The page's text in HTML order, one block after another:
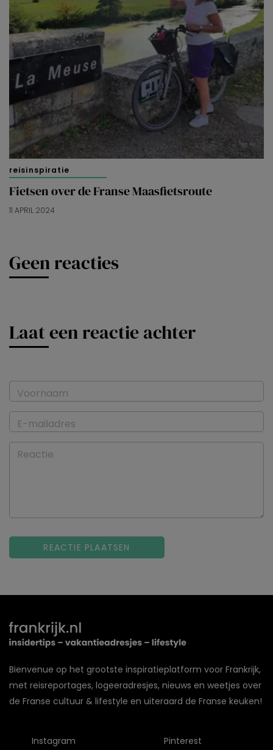
reisinspiratie
Fietsen over de Franse Maasfietsroute
11 APRIL 2024
Geen reacties
Laat een reactie achter
Voornaam
E-mailadres
Reactie
Bienvenue op het grootste inspiratieplatform voor Frankrijk,
met reisreportages, logeeradresjes, nieuws en weetjes over
de Franse cultuur & lifestyle en uiteraard de Franse keuken!
Instagram Pinterest